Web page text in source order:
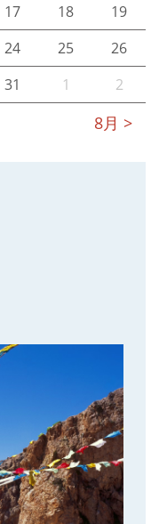
8月 >
17 18
19
24 25
26
31 1 2